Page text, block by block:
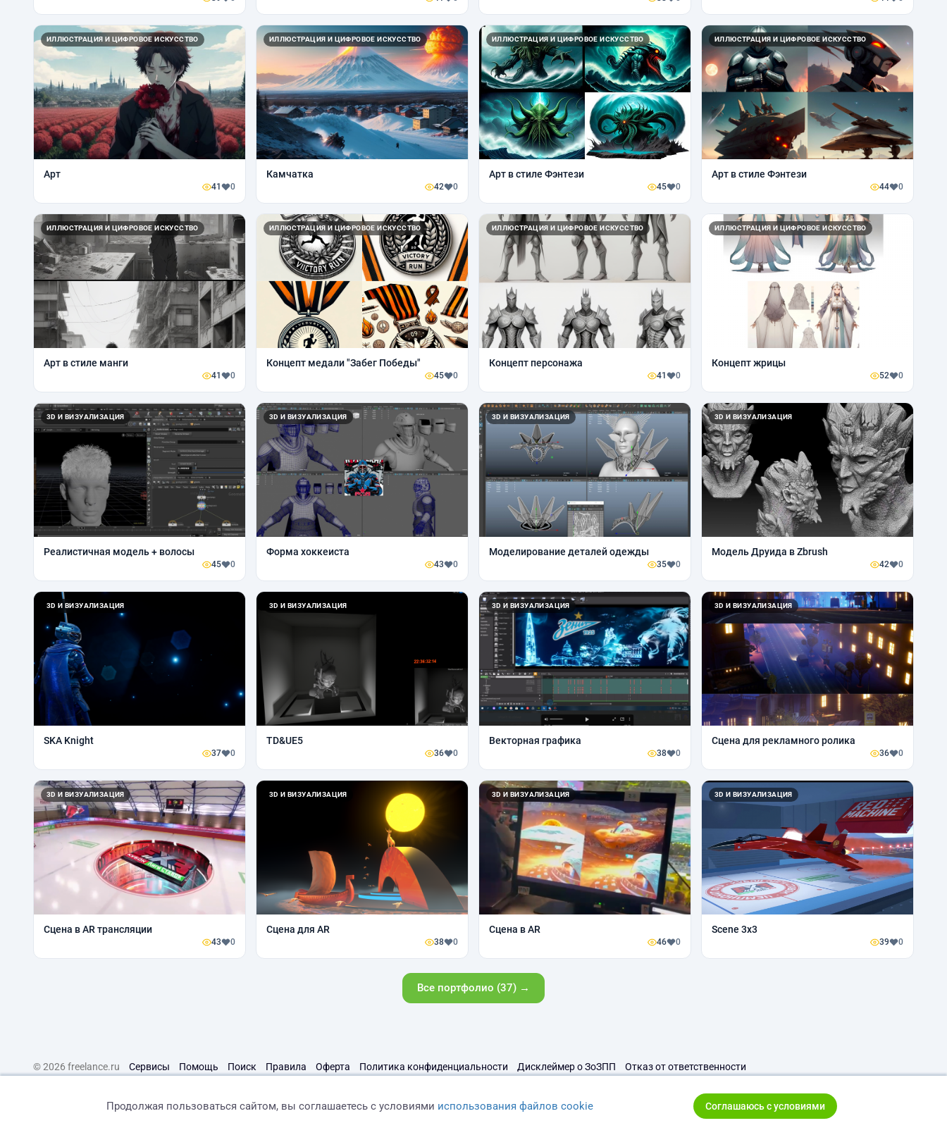
ИЛЛЮСТРАЦИЯ И ЦИФРОВОЕ ИСКУССТВО
Арт
41 0
ИЛЛЮСТРАЦИЯ И ЦИФРОВОЕ ИСКУССТВО
Камчатка
42 0
ИЛЛЮСТРАЦИЯ И ЦИФРОВОЕ ИСКУССТВО
Арт в стиле Фэнтези
45 0
ИЛЛЮСТРАЦИЯ И ЦИФРОВОЕ ИСКУССТВО
Арт в стиле Фэнтези
44 0
ИЛЛЮСТРАЦИЯ И ЦИФРОВОЕ ИСКУССТВО
Арт в стиле манги
41 0
ИЛЛЮСТРАЦИЯ И ЦИФРОВОЕ ИСКУССТВО
Концепт медали "Забег Победы"
45 0
ИЛЛЮСТРАЦИЯ И ЦИФРОВОЕ ИСКУССТВО
Концепт персонажа
41 0
ИЛЛЮСТРАЦИЯ И ЦИФРОВОЕ ИСКУССТВО
Концепт жрицы
52 0
3D И ВИЗУАЛИЗАЦИЯ
Реалистичная модель + волосы
45 0
3D И ВИЗУАЛИЗАЦИЯ
Форма хоккеиста
43 0
3D И ВИЗУАЛИЗАЦИЯ
Моделирование деталей одежды
35 0
3D И ВИЗУАЛИЗАЦИЯ
Модель Друида в Zbrush
42 0
3D И ВИЗУАЛИЗАЦИЯ
SKA Knight
37 0
3D И ВИЗУАЛИЗАЦИЯ
TD&UE5
36 0
3D И ВИЗУАЛИЗАЦИЯ
Векторная графика
38 0
3D И ВИЗУАЛИЗАЦИЯ
Сцена для рекламного ролика
36 0
3D И ВИЗУАЛИЗАЦИЯ
Сцена в AR трансляции
43 0
3D И ВИЗУАЛИЗАЦИЯ
Сцена для AR
38 0
3D И ВИЗУАЛИЗАЦИЯ
Сцена в AR
46 0
3D И ВИЗУАЛИЗАЦИЯ
Scene 3x3
39 0
Все портфолио (37) →
© 2026 freelance.ru Сервисы Помощь Поиск Правила Оферта Политика конфиденциальности Дисклеймер о ЗоЗПП Отказ от ответственности
Продолжая пользоваться сайтом, вы соглашаетесь с условиями использования файлов cookie Соглашаюсь с условиями